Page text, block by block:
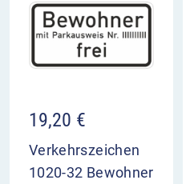
19,20 €
Verkehrszeichen
1020-32 Bewohner